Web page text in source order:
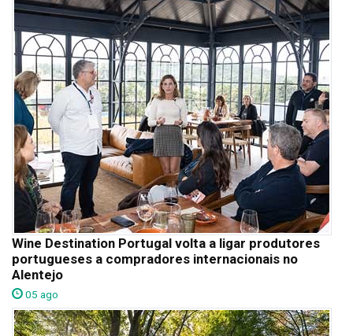
Wine Destination Portugal volta a ligar produtores
portugueses a compradores internacionais no
Alentejo
05 ago